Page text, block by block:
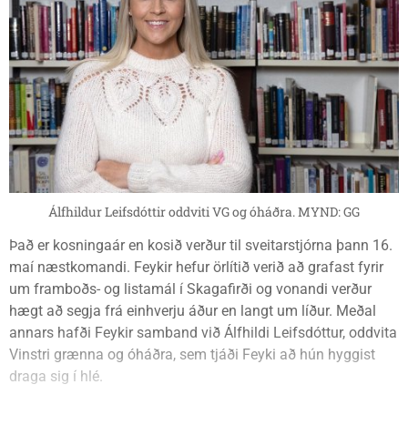
Álfhildur Leifsdóttir oddviti VG og óháðra. MYND: GG
Það er kosningaár en kosið verður til sveitarstjórna þann 16.
maí næstkomandi. Feykir hefur örlítið verið að grafast fyrir
um framboðs- og listamál í Skagafirði og vonandi verður
hægt að segja frá einhverju áður en langt um líður. Meðal
annars hafði Feykir samband við Álfhildi Leifsdóttur, oddvita
Vinstri grænna og óháðra, sem tjáði Feyki að hún hyggist
draga sig í hlé.